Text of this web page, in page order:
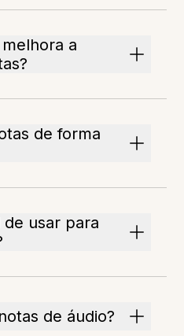
a
de forma
usar para
de áudio?